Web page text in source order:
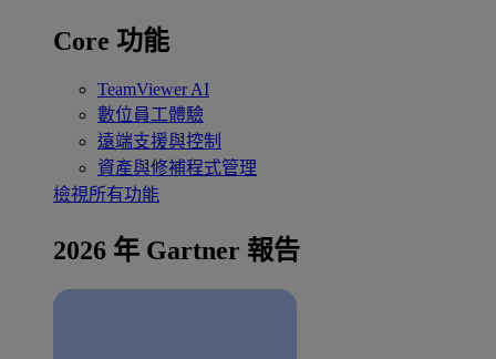
Core 功能
TeamViewer AI
數位員工體驗
遠端支援與控制
資產與修補程式管理
檢視所有功能
2026 年 Gartner 報告